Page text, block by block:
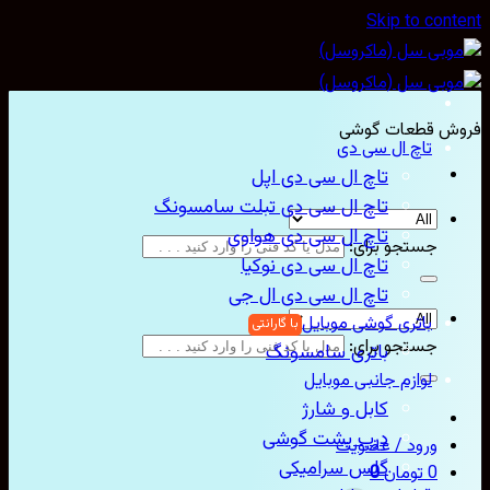
Skip to
قطعات گوشی
جستجو برای:
جستجو برای:
ورود / عضویت
تومان0
تاچ ال سی دی
تاچ ال سی دی اپل
تاچ ال سی دی تبلت سامسونگ
تاچ ال سی دی هواوی
تاچ ال سی دی نوکیا
تاچ ال سی دی ال جی
باتری گوشی موبایل
باتری سامسونگ
لوازم جانبی موبایل
کابل و شارژ
درب پشت گوشی
گلس سرامیکی